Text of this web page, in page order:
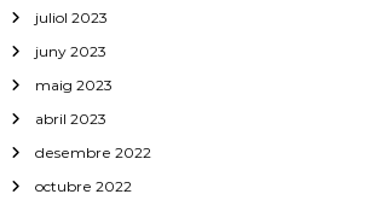
juliol 2023
juny 2023
maig 2023
abril 2023
desembre 2022
octubre 2022